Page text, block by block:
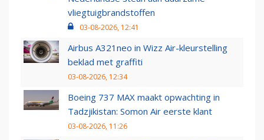
vliegtuigbrandstoffen
03-08-2026, 12:41
Airbus A321neo in Wizz Air-kleurstelling
beklad met graffiti
03-08-2026, 12:34
Boeing 737 MAX maakt opwachting in
Tadzjikistan: Somon Air eerste klant
03-08-2026, 11:26